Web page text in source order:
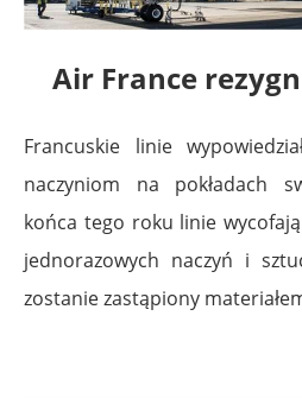
Air France
Francuskie linie
naczyniom na pokładach
końca tego roku linie
jednorazowych naczyń i
zostanie zastąpiony